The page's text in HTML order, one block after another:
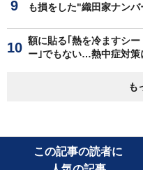
も損をした"織田家ナン
額に貼る｢熱を冷ますシ
ー｣でもない…熱中症対策
も
この記事の読者に